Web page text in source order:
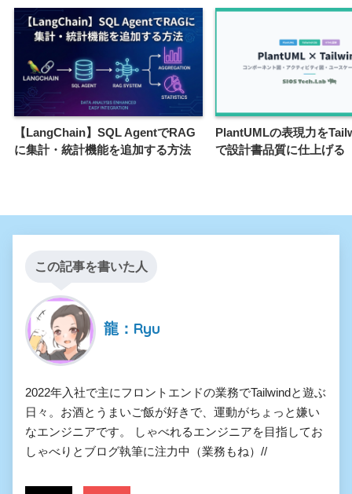
【LangChain】SQL AgentでRAG
に集計・統計機能を追加する方法
PlantUMLの表現力を
で設計書品質に仕上げる
この記事を書いた人
龍：Ryu
2022年入社で主にフロントエンドの業務でTailwindと遊ぶ
日々。お酒とうまいご飯が好きで、運動がちょっと嫌い
なエンジニアです。 しゃべれるエンジニアを目指してお
しゃべりとブログ執筆に注力中（業務もね）//